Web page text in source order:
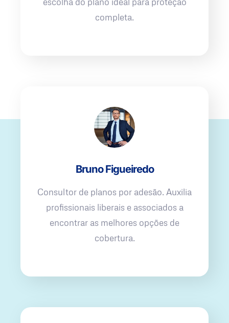
completa.
Bruno Figueiredo
Consultor de planos por adesão. Auxilia
profissionais liberais e associados a
encontrar as melhores opções de
cobertura.